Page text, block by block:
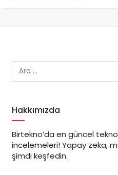
Hakkımızda
Birtekno’da en güncel
incelemeleri! Yapay zeka,
şimdi keşfedin.